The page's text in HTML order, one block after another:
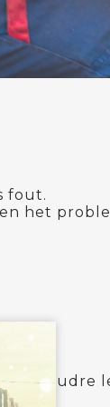
fout.
het
résoudre